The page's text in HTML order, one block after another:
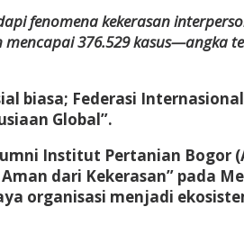
fenomena kekerasan
376.529
biasa; Federasi
Global”.
Institut Pertanian Bogor
dari Kekerasan” pada
organisasi menjadi